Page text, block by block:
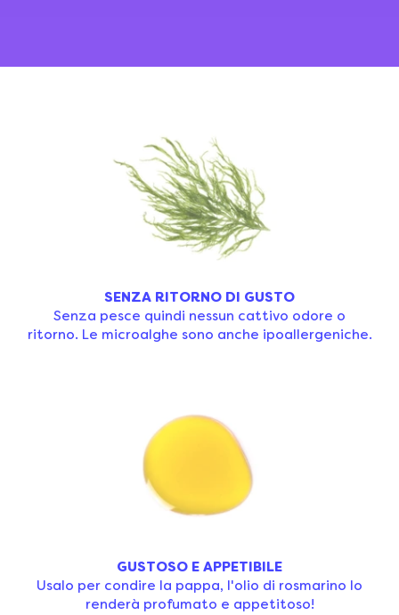
SENZA RITORNO DI GUSTO
Senza pesce quindi nessun cattivo odore o
ritorno. Le microalghe sono anche ipoallergeniche.
GUSTOSO E APPETIBILE
Usalo per condire la pappa, l'olio di rosmarino lo
renderà profumato e appetitoso!